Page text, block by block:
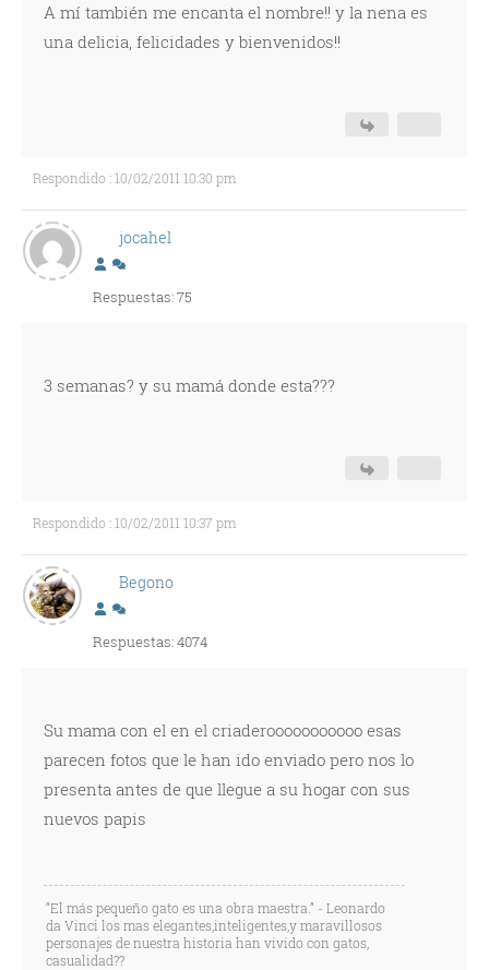
A mí también me encanta el nombre!! y la nena es
una delicia, felicidades y bienvenidos!!
Respondido : 10/02/2011 10:30 pm
jocahel
Respuestas: 75
3 semanas? y su mamá donde esta???
Respondido : 10/02/2011 10:37 pm
Begono
Respuestas: 4074
Su mama con el en el criaderooooooooooo esas
parecen fotos que le han ido enviado pero nos lo
presenta antes de que llegue a su hogar con sus
nuevos papis
“El más pequeño gato es una obra maestra.” - Leonardo
da Vinci los mas elegantes,inteligentes,y maravillosos
personajes de nuestra historia han vivido con gatos,
casualidad??